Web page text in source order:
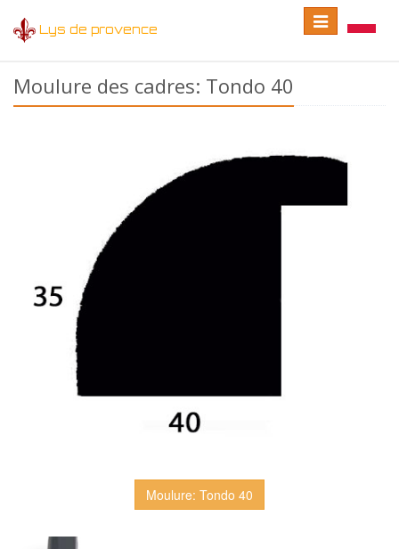
Lys de provence
Toggle
language
Toggle
navigation
Moulure des cadres: Tondo 40
Moulure: Tondo 40